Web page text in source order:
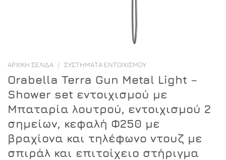
ΑΡΧΙΚΉ ΣΕΛΊΔΑ / ΣΥΣΤΉΜΑΤΑ ΕΝΤΟΙΧΙΣΜΟΎ
Orabella Terra Gun Metal Light –
Shower set εντοιχισμού με
Μπαταρία λουτρού, εντοιχισμού 2
σημείων, κεφαλή Φ250 με
βραχίονα και τηλέφωνο ντουζ με
σπιράλ και επιτοίχειο στήριγμα